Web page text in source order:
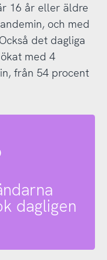
16 år eller äldre
och med
det dagliga
med 4
från 54 procent
dagligen